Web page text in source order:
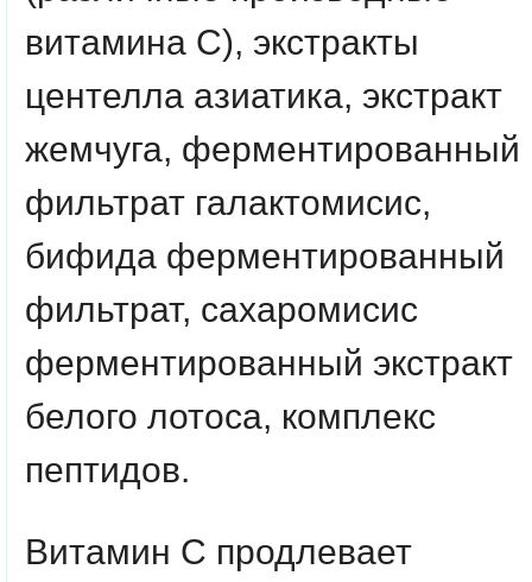
витамина С), экстракты
центелла азиатика, экстракт
жемчуга, ферментированный
фильтрат галактомисис,
бифида ферментированный
фильтрат, сахаромисис
ферментированный экстракт
белого лотоса, комплекс
пептидов.
Витамин С продлевает